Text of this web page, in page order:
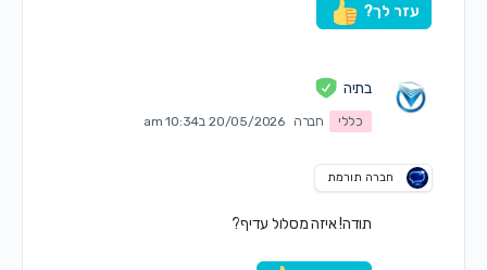
עזר לך?
בתיה
כללי חברה 20/05/2026 ב10:34 am
חברה תורמת
תודה! איזה מסלול עדיף?